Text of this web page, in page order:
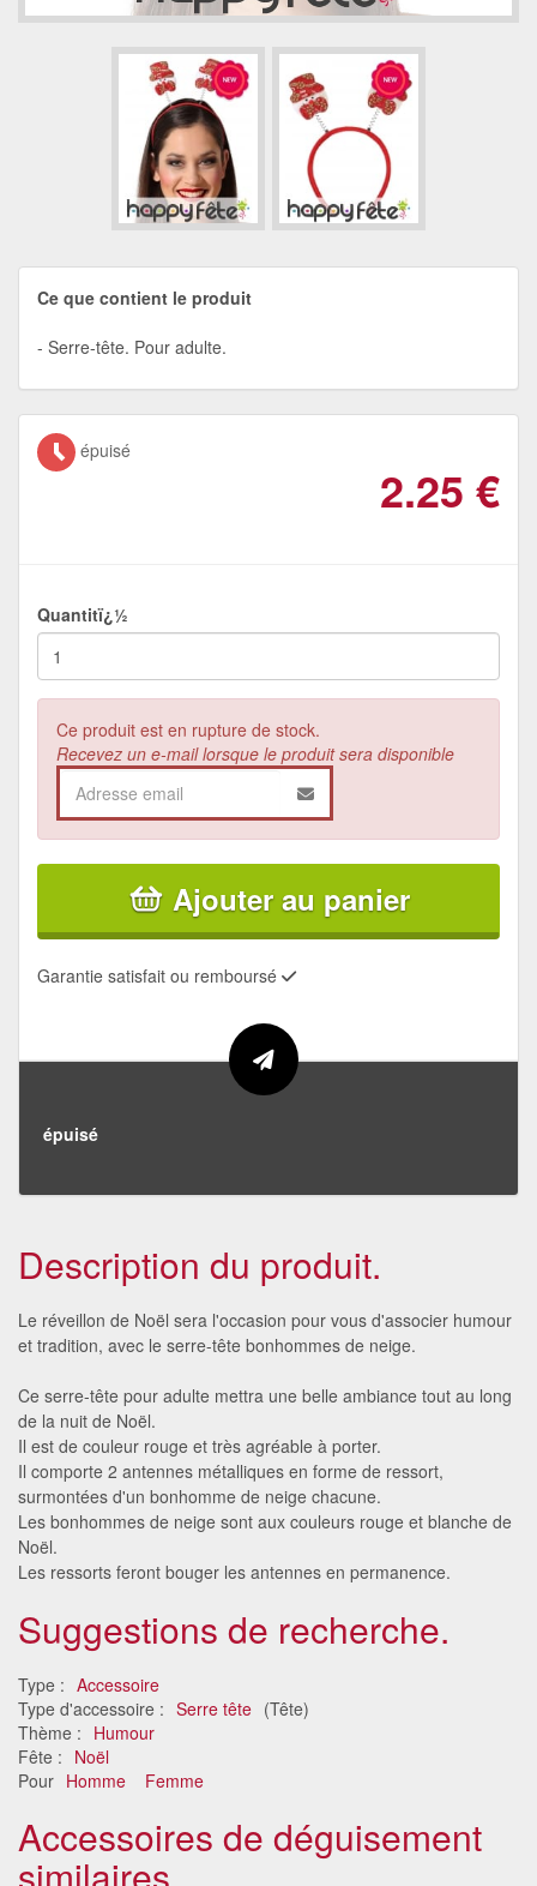
Ce que contient le produit
Serre-tête. Pour adulte.
épuisé
2.25 €
Quantitï¿½
Ce produit est en rupture de stock.
Recevez un e-mail lorsque le produit sera disponible
Ajouter au panier
Garantie satisfait ou remboursé
épuisé
Description du produit.
Le réveillon de Noël sera l'occasion pour vous d'associer humour
et tradition, avec le serre-tête bonhommes de neige.
Ce serre-tête pour adulte mettra une belle ambiance tout au long
de la nuit de Noël.
Il est de couleur rouge et très agréable à porter.
Il comporte 2 antennes métalliques en forme de ressort,
surmontées d'un bonhomme de neige chacune.
Les bonhommes de neige sont aux couleurs rouge et blanche de
Noël.
Les ressorts feront bouger les antennes en permanence.
Suggestions de recherche.
Type : Accessoire
Type d'accessoire : Serre tête (Tête)
Thème : Humour
Fête : Noël
Pour Homme Femme
Accessoires de déguisement
similaires